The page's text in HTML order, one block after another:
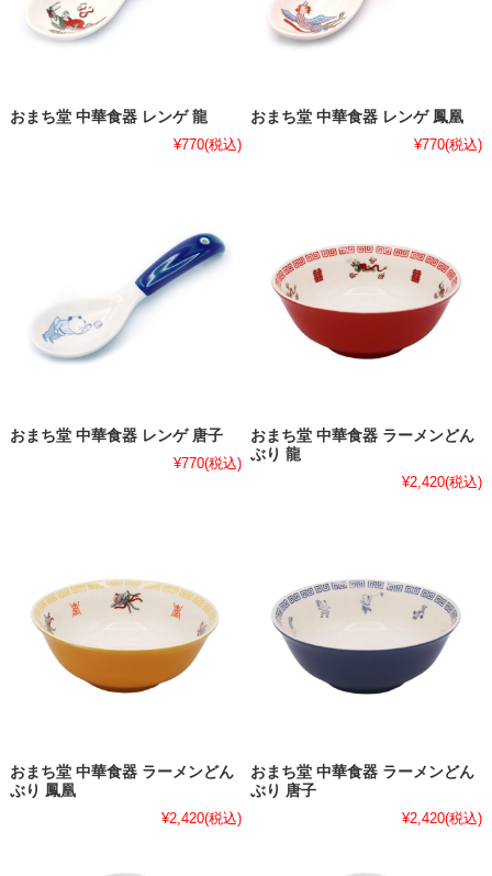
おまち堂 中華食器 レンゲ 龍
¥770(税込)
おまち堂 中華食器 レンゲ 鳳凰
¥770(税込)
おまち堂 中華食器 レンゲ 唐子
¥770(税込)
おまち堂 中華食器 ラーメンどん
ぶり 龍
¥2,420(税込)
おまち堂 中華食器 ラーメンどん
ぶり 鳳凰
¥2,420(税込)
おまち堂 中華食器 ラーメンどん
ぶり 唐子
¥2,420(税込)